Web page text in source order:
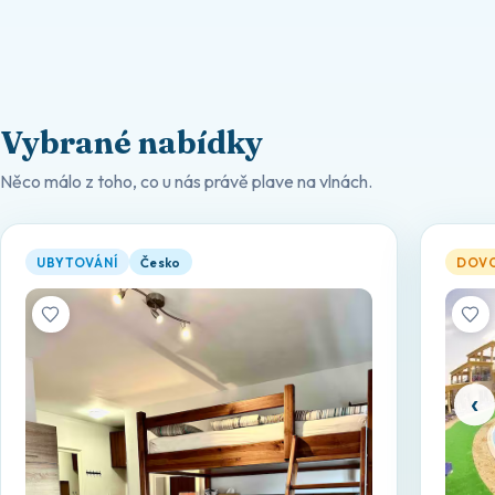
Vybrané nabídky
Něco málo z toho, co u nás právě plave na vlnách.
Celá nemovitost: nájemní jednotka v místě Brno, Česko —
UBYTOVÁNÍ Česko
‹